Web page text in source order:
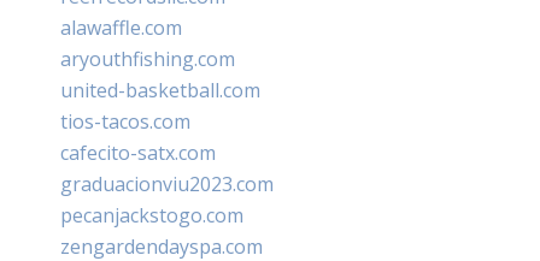
alawaffle.com
aryouthfishing.com
united-basketball.com
tios-tacos.com
cafecito-satx.com
graduacionviu2023.com
pecanjackstogo.com
zengardendayspa.com